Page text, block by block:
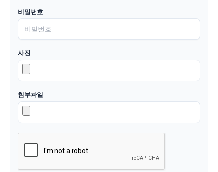
비밀번호
사진
첨부파일